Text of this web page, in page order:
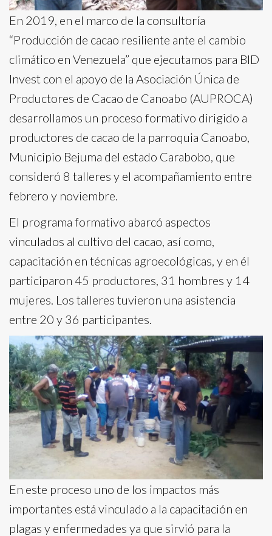
En 2019, en el marco de la consultoría
“Producción de cacao resiliente ante el cambio
climático en Venezuela” que ejecutamos para BID
Invest con el apoyo de la Asociación Única de
Productores de Cacao de Canoabo (AUPROCA)
desarrollamos un proceso formativo dirigido a
productores de cacao de la parroquia Canoabo,
Municipio Bejuma del estado Carabobo, que
consideró 8 talleres y el acompañamiento entre
febrero y noviembre.
El programa formativo abarcó aspectos
vinculados al cultivo del cacao, así como,
capacitación en técnicas agroecológicas, y en él
participaron 45 productores, 31 hombres y 14
mujeres. Los talleres tuvieron una asistencia
entre 20 y 36 participantes.
En este proceso uno de los impactos más
importantes está vinculado a la capacitación en
plagas y enfermedades ya que sirvió para la